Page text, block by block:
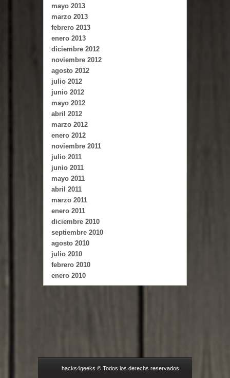
mayo 2013
marzo 2013
febrero 2013
enero 2013
diciembre 2012
noviembre 2012
agosto 2012
julio 2012
junio 2012
mayo 2012
abril 2012
marzo 2012
enero 2012
noviembre 2011
julio 2011
junio 2011
mayo 2011
abril 2011
marzo 2011
enero 2011
diciembre 2010
septiembre 2010
agosto 2010
julio 2010
febrero 2010
enero 2010
hacks4geeks © Todos los derechs reservados